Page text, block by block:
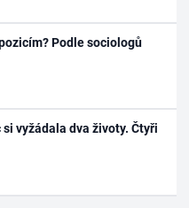
Podle sociologů
vyžádala dva životy. Čtyři